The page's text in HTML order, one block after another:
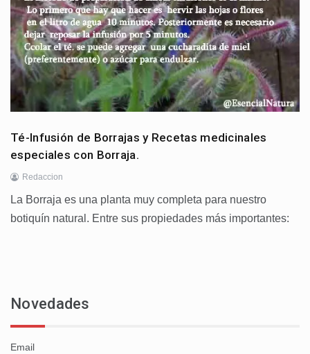
Té-Infusión de Borrajas y Recetas medicinales
especiales con Borraja.
Redaccion
La Borraja es una planta muy completa para nuestro
botiquín natural. Entre sus propiedades más importantes:
Novedades
Email